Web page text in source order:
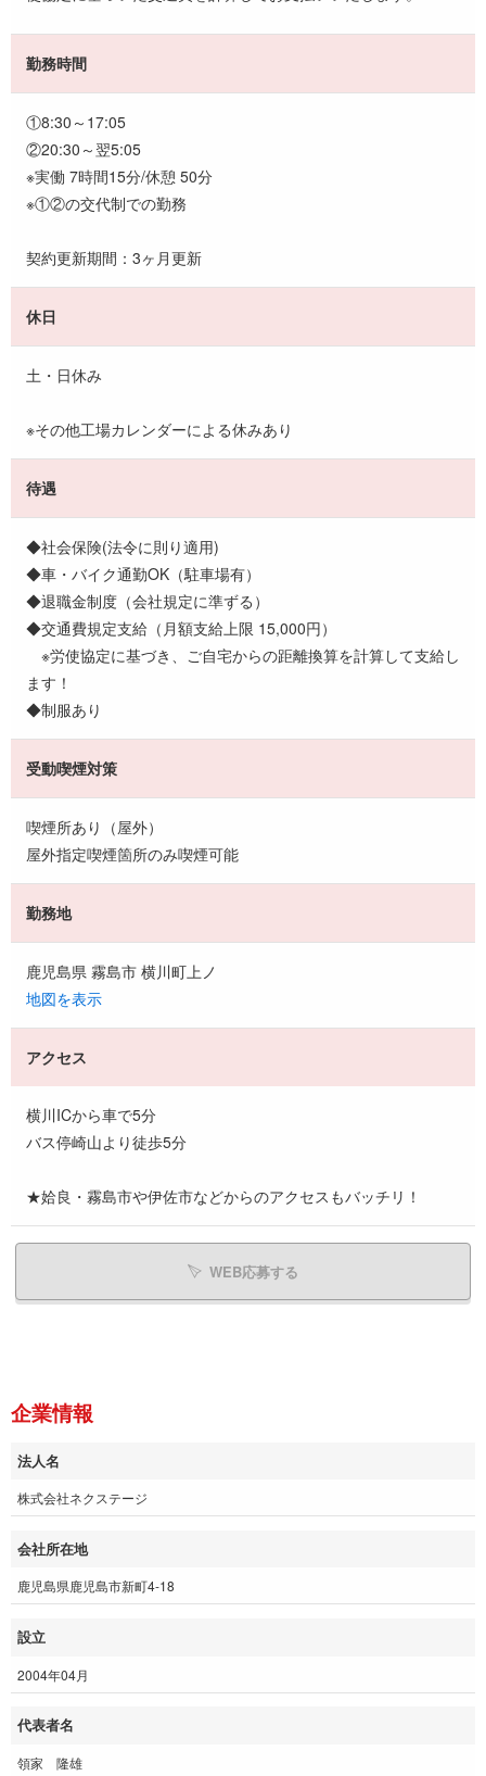
勤務時間
①8:30～17:05
②20:30～翌5:05
※実働 7時間15分/休憩 50分
※①②の交代制での勤務
契約更新期間：3ヶ月更新
休日
土・日休み
※その他工場カレンダーによる休みあり
待遇
◆社会保険(法令に則り適用)
◆車・バイク通勤OK（駐車場有）
◆退職金制度（会社規定に準ずる）
◆交通費規定支給（月額支給上限 15,000円）
※労使協定に基づき、ご自宅からの距離換算を計算して支給し
ます！
◆制服あり
受動喫煙対策
喫煙所あり（屋外）
屋外指定喫煙箇所のみ喫煙可能
勤務地
鹿児島県 霧島市 横川町上ノ
地図を表示
アクセス
横川ICから車で5分
バス停崎山より徒歩5分
★姶良・霧島市や伊佐市などからのアクセスもバッチリ！
WEB応募する
企業情報
法人名
株式会社ネクステージ
会社所在地
鹿児島県鹿児島市新町4-18
設立
2004年04月
代表者名
領家 隆雄